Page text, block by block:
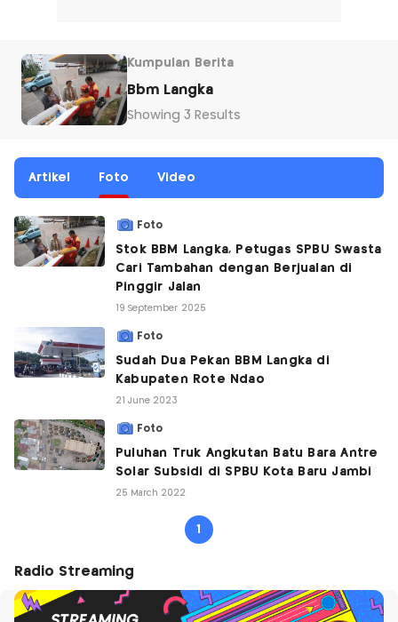
Kumpulan Berita
Bbm Langka
Showing 3 Results
Artikel Foto Video
Foto
Stok BBM Langka, Petugas SPBU Swasta
Cari Tambahan dengan Berjualan di
Pinggir Jalan
19 September 2025
Foto
Sudah Dua Pekan BBM Langka di
Kabupaten Rote Ndao
21 June 2023
Foto
Puluhan Truk Angkutan Batu Bara Antre
Solar Subsidi di SPBU Kota Baru Jambi
25 March 2022
1
Radio Streaming